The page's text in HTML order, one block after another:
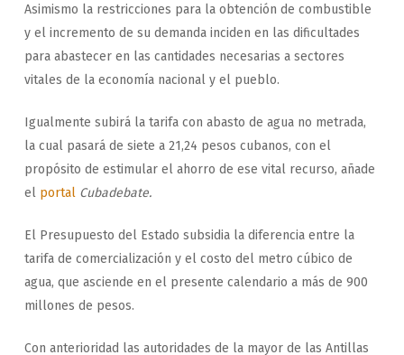
Asimismo la restricciones para la obtención de combustible
y el incremento de su demanda inciden en las dificultades
para abastecer en las cantidades necesarias a sectores
vitales de la economía nacional y el pueblo.
Igualmente subirá la tarifa con abasto de agua no metrada,
la cual pasará de siete a 21,24 pesos cubanos, con el
propósito de estimular el ahorro de ese vital recurso, añade
el portal Cubadebate.
El Presupuesto del Estado subsidia la diferencia entre la
tarifa de comercialización y el costo del metro cúbico de
agua, que asciende en el presente calendario a más de 900
millones de pesos.
Con anterioridad las autoridades de la mayor de las Antillas